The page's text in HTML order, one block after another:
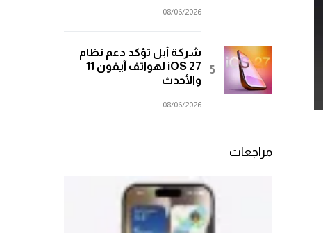
08/06/2026
شركة أبل تؤكد دعم نظام
iOS 27 لهواتف آيفون 11
والأحدث
08/06/2026
مراجعات